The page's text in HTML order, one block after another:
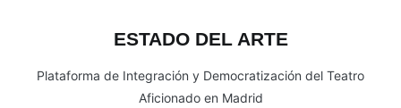
ESTADO DEL ARTE
Plataforma de Integración y Democratización del Teatro
Aficionado en Madrid